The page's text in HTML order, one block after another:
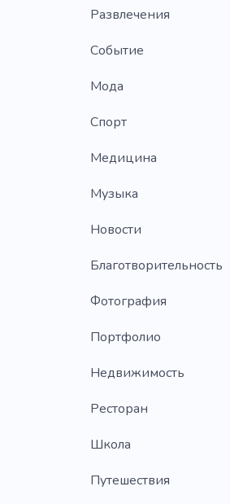
Развлечения
Событие
Мода
Cпорт
Медицина
Музыка
Новости
Благотворительность
Фотография
Портфолио
Недвижимость
Ресторан
Школа
Путешествия